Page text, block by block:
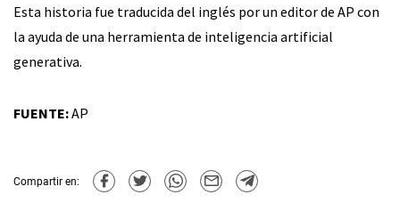
Esta historia fue traducida del inglés por un editor de AP con
la ayuda de una herramienta de inteligencia artificial
generativa.
FUENTE:AP
Compartir en: